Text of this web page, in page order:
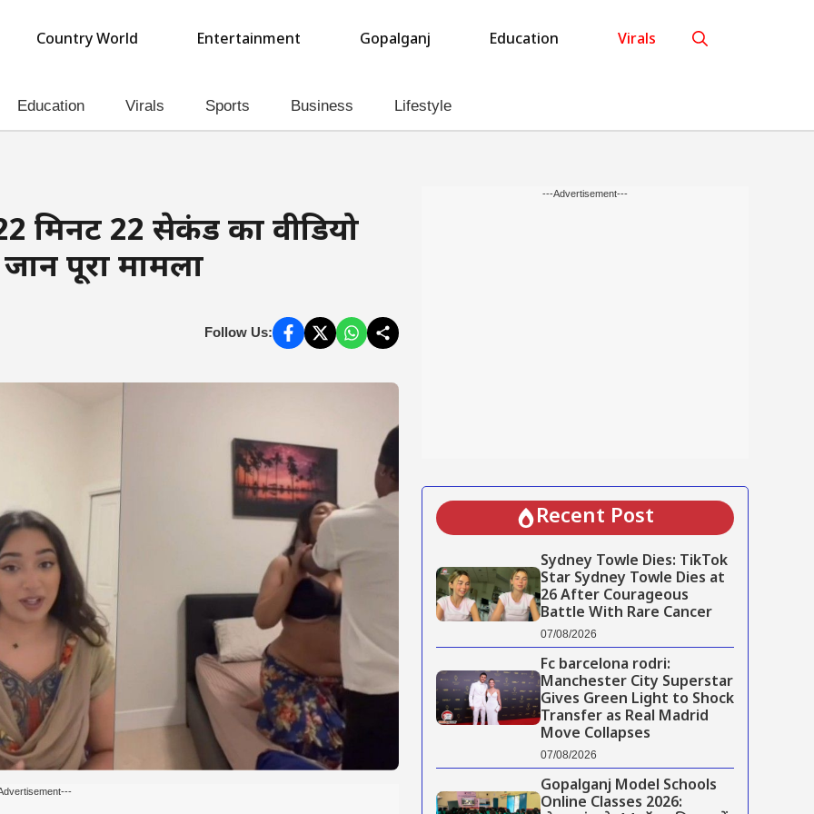
Country World Entertainment Gopalganj Education Virals
Education Virals Sports Business Lifestyle
मिनट 22 सेकंड का वीडियो
पूरा मामला
Follow Us:
---Advertisement---
Recent Post
Sydney Towle Dies: TikTok
Star Sydney Towle Dies at
26 After Courageous
Battle With Rare Cancer
07/08/2026
Fc barcelona rodri:
Manchester City Superstar
Gives Green Light to Shock
Transfer as Real Madrid
Move Collapses
07/08/2026
Gopalganj Model Schools
Online Classes 2026: